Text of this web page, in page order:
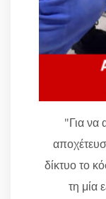
"Για να
δίκτυο το
τη μία